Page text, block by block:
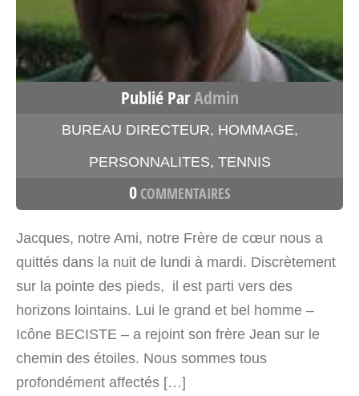
Publié ParAdmin
BUREAU DIRECTEUR, HOMMAGE,
PERSONNALITES, TENNIS
0 COMMENTAIRES
Jacques, notre Ami, notre Frère de cœur nous a
quittés dans la nuit de lundi à mardi. Discrètement
sur la pointe des pieds, il est parti vers des
horizons lointains. Lui le grand et bel homme –
Icône BECISTE – a rejoint son frère Jean sur le
chemin des étoiles. Nous sommes tous
profondément affectés […]